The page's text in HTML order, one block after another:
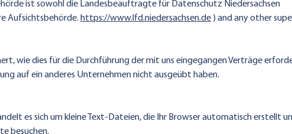
ist sowohl die Landesbeauftragte für Datenschutz Niedersachsen
Aufsichtsbehörde. https://www.lfd.niedersachsen.de ) and any other
wie dies für die Durchführung der mit uns eingegangen Verträge
auf ein anderes Unternehmen nicht ausgeübt haben.
es sich um kleine Text-Dateien, die Ihr Browser automatisch erstellt
besuchen.